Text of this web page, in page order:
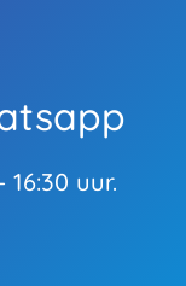
uur.